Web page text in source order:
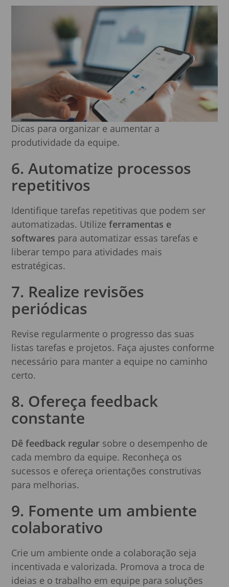
Dicas para organizar e aumentar a
produtividade da equipe.
6. Automatize processos
repetitivos
Identifique tarefas repetitivas que podem ser
automatizadas. Utilizeferramentas e
softwares para automatizar essas tarefas e
liberar tempo para atividades mais
estratégicas.
7. Realize revisões
periódicas
Revise regularmente o progresso das suas
listas tarefas e projetos. Faça ajustes conforme
necessário para manter a equipe no caminho
certo.
8. Ofereça feedback
constante
Dê feedback regular sobre o desempenho de
cada membro da equipe. Reconheça os
sucessos e ofereça orientações construtivas
para melhorias.
9. Fomente um ambiente
colaborativo
Crie um ambiente onde a colaboração seja
incentivada e valorizada. Promova a troca de
ideias e o trabalho em equipe para soluções